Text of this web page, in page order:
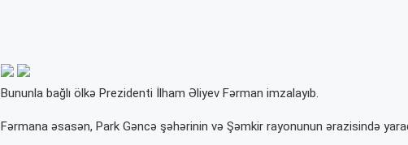
Bununla bağlı ölkə Prezidenti İlham Əliyev Fərman imzalayıb.
Fərmana əsasən, Park Gəncə şəhərinin və Şəmkir rayonunun ərazisində